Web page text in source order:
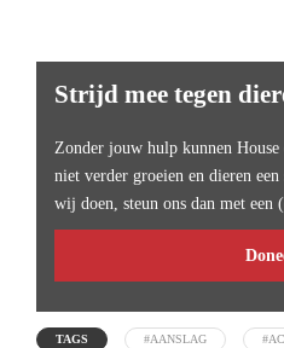
Strijd mee tegen
Zonder jouw hulp kunnen
niet verder groeien en dieren
wij doen, steun ons dan met een
TAGS #AANSLAG